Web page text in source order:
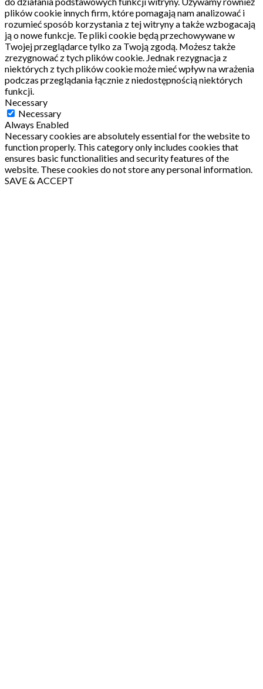
plików cookie innych firm, które pomagają nam analizować i
rozumieć sposób korzystania z tej witryny a także wzbogacają
ją o nowe funkcje. Te pliki cookie będą przechowywane w
Twojej przeglądarce tylko za Twoją zgodą. Możesz także
zrezygnować z tych plików cookie. Jednak rezygnacja z
niektórych z tych plików cookie może mieć wpływ na wrażenia
podczas przeglądania łącznie z niedostępnością niektórych
funkcji.
Necessary
Necessary
Always Enabled
Necessary cookies are absolutely essential for the website to
function properly. This category only includes cookies that
ensures basic functionalities and security features of the
website. These cookies do not store any personal information.
SAVE & ACCEPT